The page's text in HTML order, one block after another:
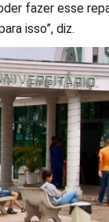
fazer esse
isso”, diz.